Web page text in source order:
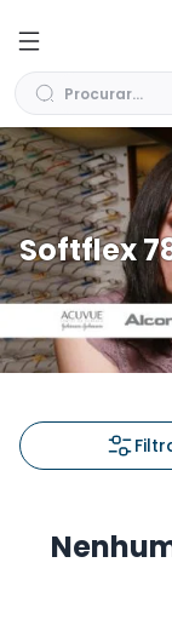
Softflex